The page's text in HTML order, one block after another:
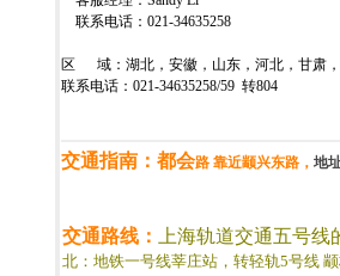
联系电话： 021-34635258
区
域：湖北，安徽，山东，河北，甘肃
联系电话： 021-34635258/59 转804
交通指南：都会路 靠近颛兴东路， 地
交通路线： 上海轨道交通五号
北：地铁一号线莘庄站，转轻轨5号线